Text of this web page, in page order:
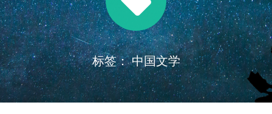
标签：中国文学